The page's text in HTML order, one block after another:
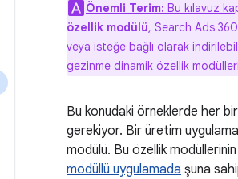
Önemli Terim: Bu kılavuz
özellik modülü, Search Ads
veya isteğe bağlı olarak
gezinme dinamik özellik
Bu konudaki örneklerde her bir
gerekiyor. Bir üretim
modülü. Bu özellik
modüllü uygulamada şuna